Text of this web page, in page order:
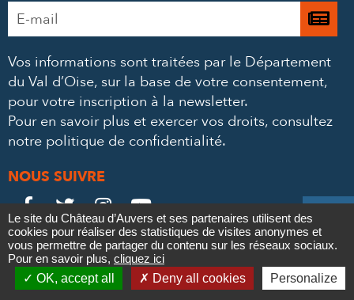
Contact

Newsletter
Adresse
e-
*
Je
à
Vos informations sont traitées par le Département
du Val d’Oise, sur la base de votre consentement,
pour votre inscription à la newsletter.
Pour en savoir plus et exercer vos droits, consultez
notre politique de confidentialité.
NOUS SUIVRE
Le
Château
sur

Le
Château
sur

Le
Château
sur

Le
Château
sur

Mentions légales Politique de confidentialité
Crédits
Partenaires & Mécènes
Recrutement
Marchés publics
Plan du site
Le site du Château d’Auvers et ses partenaires utilisent des
cookies pour réaliser des statistiques de visites anonymes et
vous permettre de partager du contenu sur les réseaux sociaux.
Pour en savoir plus, cliquez ici
OK, accept all
Deny all cookies Personalize